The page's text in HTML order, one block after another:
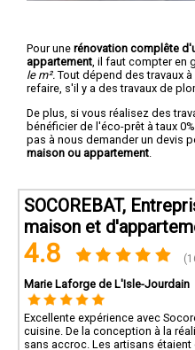
Pour une rénovation complête
appartement , il faut compter en
le m². Tout dépend des travaux
refaire, s'il y a des travaux de
De plus, si vous réalisez des
bénéficier de l'éco-prêt à taux
pas à nous demander un devis
maison ou appartement
SOCOREBAT,
maison et
4.8
Marie Laforge de L'Isle-Jourdain
Excellente expérience avec
cuisine. De la conception à la
sans accroc. Les artisans